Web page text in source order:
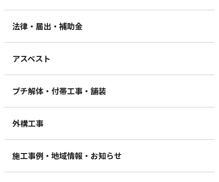
法律・届出・補助金
アスベスト
プチ解体・付帯工事・舗装
外構工事
施工事例・地域情報・お知らせ